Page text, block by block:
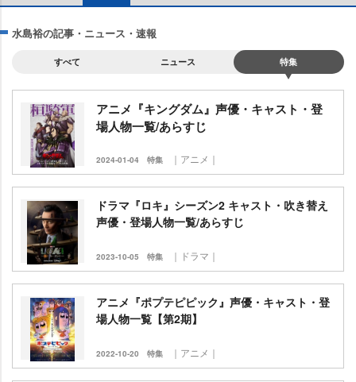
t
水島裕の記事・ニュース・速報
すべて ニュース 特集
アニメ『キングダム』声優・キャスト・登
場人物一覧/あらすじ
2024-01-04 特集 ｜アニメ｜
ドラマ『ロキ』シーズン2 キャスト・吹き替え
声優・登場人物一覧/あらすじ
2023-10-05 特集 ｜ドラマ｜
アニメ『ポプテピピック』声優・キャスト・登
場人物一覧【第2期】
2022-10-20 特集 ｜アニメ｜